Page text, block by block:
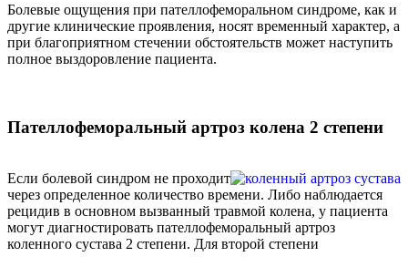
Болевые ощущения при пателлофеморальном синдроме, как и
другие клинические проявления, носят временный характер, а
при благоприятном стечении обстоятельств может наступить
полное выздоровление пациента.
Пателлофеморальный артроз колена 2 степени
Если болевой синдром не проходит
через определенное количество времени. Либо наблюдается
рецидив в основном вызванный травмой колена, у пациента
могут диагностировать пателлофеморальный артроз
коленного сустава 2 степени. Для второй степени